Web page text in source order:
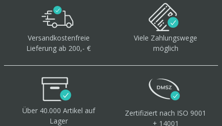
Versandkostenfreie
Lieferung ab 200,- €
Viele Zahlungswege
möglich
Über 40.000 Artikel auf
Lager
Zertifiziert nach ISO 9001
+ 14001